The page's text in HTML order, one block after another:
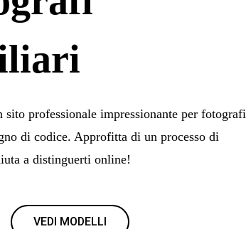
sito professionale impressionante per fotografi
di codice. Approfitta di un processo di
a distinguerti online!
VEDI MODELLI